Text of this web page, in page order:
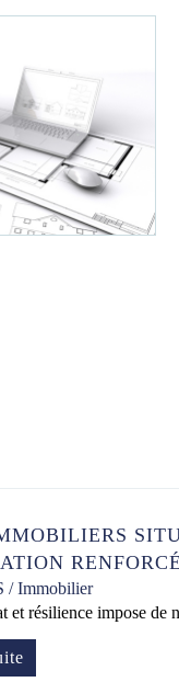
/Immobilier
et résilience impose de